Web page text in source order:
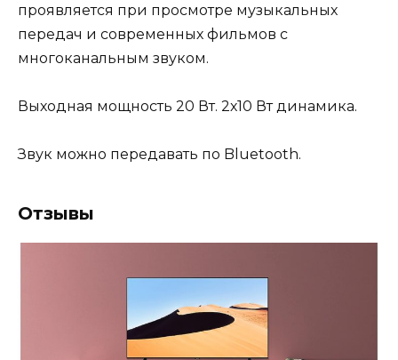
проявляется при просмотре музыкальных
передач и современных фильмов с
многоканальным звуком.
Выходная мощность 20 Вт. 2х10 Вт динамика.
Звук можно передавать по Bluetooth.
Отзывы